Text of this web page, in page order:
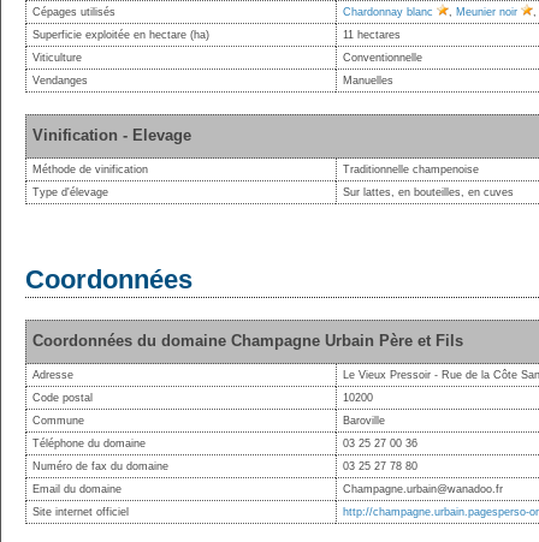
Cépages utilisés
Chardonnay blanc , Meunier noir
,
Superficie exploitée en hectare (ha)
11 hectares
Viticulture
Conventionnelle
Vendanges
Manuelles
Vinification - Elevage
Méthode de vinification
Traditionnelle champenoise
Type d'élevage
Sur lattes, en bouteilles, en cuves
Coordonnées
Coordonnées du domaine Champagne Urbain Père et Fils
Adresse
Le Vieux Pressoir - Rue de la Côte
Code postal
10200
Commune
Baroville
Téléphone du domaine
03 25 27 00 36
Numéro de fax du domaine
03 25 27 78 80
Email du domaine
Champagne.urbain@wanadoo.fr
Site internet officiel
http://champagne.urbain.pagesperso-